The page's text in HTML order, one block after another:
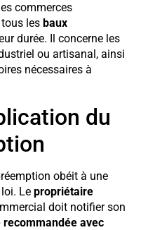
commerces
tous les baux
durée. Il concerne les
ou artisanal, ainsi
nécessaires à
du
obéit à une
Le propriétaire
doit notifier son
recommandée avec